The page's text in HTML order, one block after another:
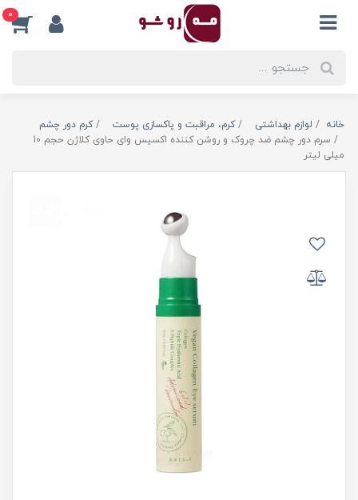
0
خانه لوازم بهداشتی کرم، مراقبت و پاکسازی پوست
کرم دور چشم
سرم دور چشم ضد چروک و روشن کننده اکسیس وای حاوی کلاژن حجم 10
میلی لیتر